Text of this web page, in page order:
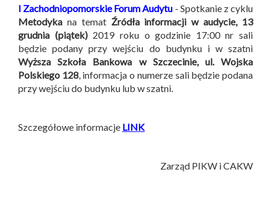
I Zachodniopomorskie Forum Audytu - Spotkanie z cyklu
Metodyka na temat Źródła informacji w audycie, 13
grudnia (piątek)2019 roku o godzinie 17:00 nr sali
będzie podany przy wejściu do budynku i w szatni
Wyższa Szkoła Bankowa w Szczecinie, ul. Wojska
Polskiego 128, informacja o numerze sali będzie podana
przy wejściu do budynku lub w szatni.
Szczegółowe informacje LINK
Zarząd PIKW i CAKW